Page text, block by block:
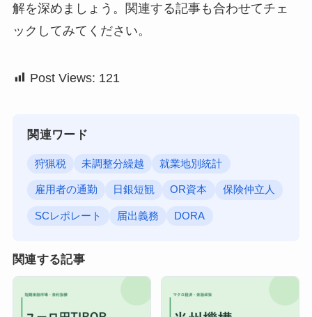
解を深めましょう。関連する記事も合わせてチェ
ックしてみてください。
Post Views: 121
関連ワード
狩猟税 未調整分繰越 就業地別統計
雇用者の通勤 日銀短観 OR資本 保険仲立人
SCレポレート 届出義務 DORA
関連する記事